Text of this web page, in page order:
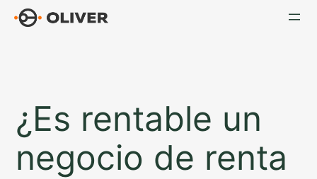
Saltar
¿Es rentable un
negocio de renta